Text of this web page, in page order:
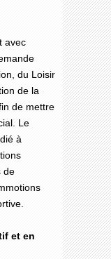
avec
du Loisir
de la
de mettre
Le
à
de
et en